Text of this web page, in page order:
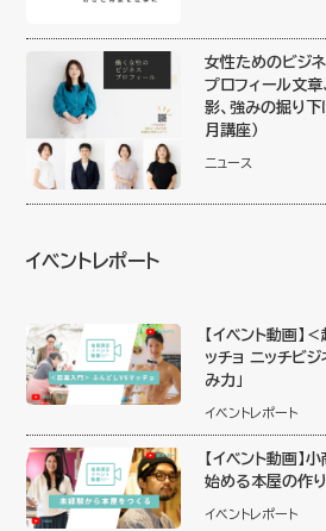
女性ためのビジ
プロフィール文章
影、強みの掘り
月講座）
ニュース
イベントレポート
【イベント動画
ッチョ ニッチビ
み力」
イベントレポート
【イベント動画
始める本屋の作
イベントレポート